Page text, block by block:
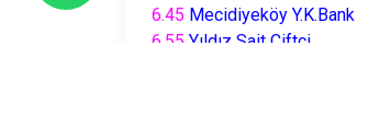
6.45 Mecidiyeköy Y.K.Bank
6.55 Yıldız Sait Çiftçi